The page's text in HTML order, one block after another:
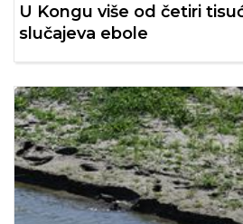
U Kongu više od četiri
slučajeva ebole